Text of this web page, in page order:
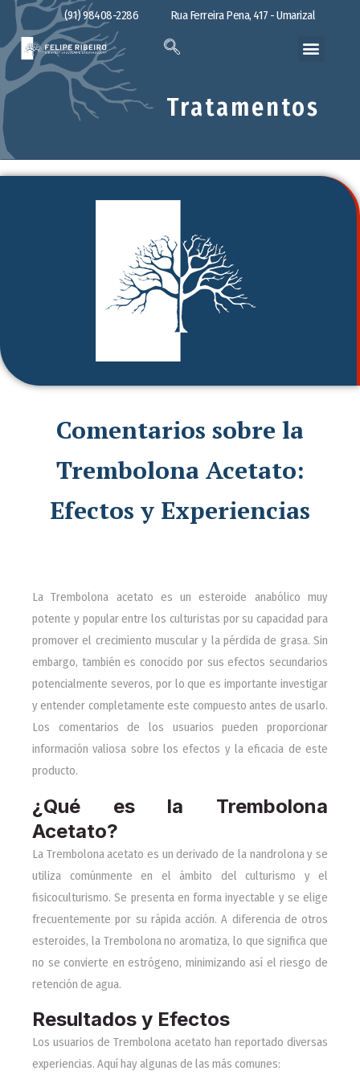
(91) 98408-2286 Rua Ferreira Pena, 417 - Umarizal
Tratamentos
Comentarios sobre la
Trembolona Acetato:
Efectos y Experiencias
La Trembolona acetato es un esteroide anabólico muy
potente y popular entre los culturistas por su capacidad para
promover el crecimiento muscular y la pérdida de grasa. Sin
embargo, también es conocido por sus efectos secundarios
potencialmente severos, por lo que es importante investigar
y entender completamente este compuesto antes de usarlo.
Los comentarios de los usuarios pueden proporcionar
información valiosa sobre los efectos y la eficacia de este
producto.
¿Qué es la Trembolona
Acetato?
La Trembolona acetato es un derivado de la nandrolona y se
utiliza comúnmente en el ámbito del culturismo y el
fisicoculturismo. Se presenta en forma inyectable y se elige
frecuentemente por su rápida acción. A diferencia de otros
esteroides, la Trembolona no aromatiza, lo que significa que
no se convierte en estrógeno, minimizando así el riesgo de
retención de agua.
Resultados y Efectos
Los usuarios de Trembolona acetato han reportado diversas
experiencias. Aquí hay algunas de las más comunes: